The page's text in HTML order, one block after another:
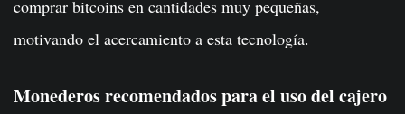
comprar bitcoins en cantidades muy pequeñas,
motivando el acercamiento a esta tecnología.
Monederos recomendados para el uso del cajero